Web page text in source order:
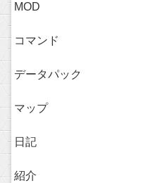
MOD
コマンド
データパック
マップ
日記
紹介